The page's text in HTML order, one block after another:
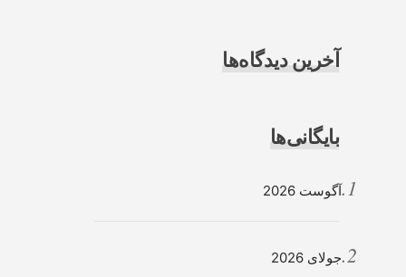
آخرین دیدگاه‌ها
بایگانی‌ها
آگوست 2026
جولای 2026